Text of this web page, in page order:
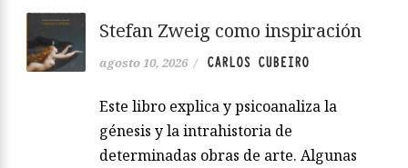
Stefan Zweig como inspiración
agosto 10, 2026 / CARLOS CUBEIRO
Este libro explica y psicoanaliza la
génesis y la intrahistoria de
determinadas obras de arte. Algunas